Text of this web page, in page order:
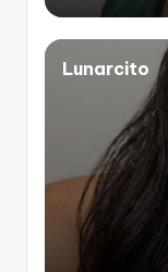
Lunarcito